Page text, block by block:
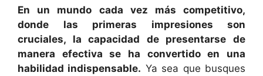
En un mundo cada vez más competitivo,
donde las primeras impresiones son
cruciales, la capacidad de presentarse de
manera efectiva se ha convertido en una
habilidad indispensable. Ya sea que busques